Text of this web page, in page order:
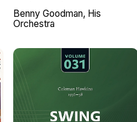
Benny Goodman, His
Orchestra